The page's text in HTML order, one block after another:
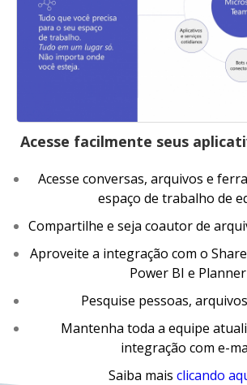
Acesse facilmente seus
Acesse conversas, arquivos e
espaço de trabalho de
Compartilhe e seja coautor de
Aproveite a integração com o
Power BI e Planner
Pesquise pessoas,
Mantenha toda a equipe
integração com e-
Saiba mais clicando